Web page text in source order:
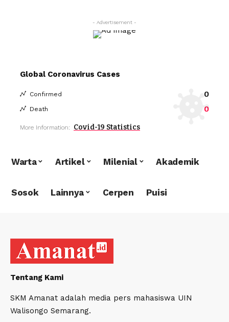
- Advertisement -
Global Coronavirus Cases
Confirmed 0
Death 0
More Information: Covid-19 Statistics
Warta Artikel Milenial Akademik
Sosok Lainnya Cerpen Puisi
Tentang Kami
SKM Amanat adalah media pers mahasiswa UIN
Walisongo Semarang.